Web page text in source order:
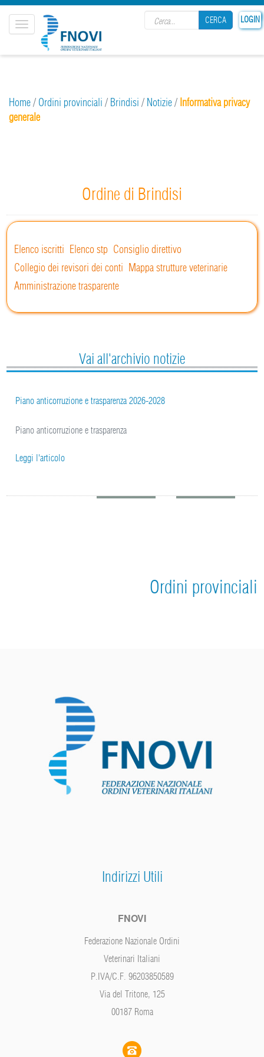
LOGIN
CERCA
Toggle
navigation
Home/ Ordini provinciali / Brindisi / Notizie/ Informativa privacy
generale
Ordine di Brindisi
Elenco iscritti Elenco stp Consiglio direttivo
Collegio dei revisori dei conti Mappa strutture veterinarie
Amministrazione trasparente
Vai all'archivio notizie
Piano anticorruzione e trasparenza 2026-2028
Piano anticorruzione e trasparenza
Leggi l'articolo
Ordini provinciali
Indirizzi Utili
FNOVI
Federazione Nazionale Ordini
Veterinari Italiani
P.IVA/C.F. 96203850589
Via del Tritone, 125
00187 Roma